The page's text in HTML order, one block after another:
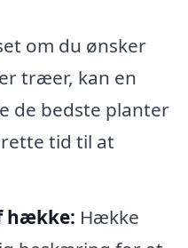
om du ønsker
træer, kan en
de bedste planter
tid til at
hække: Hække